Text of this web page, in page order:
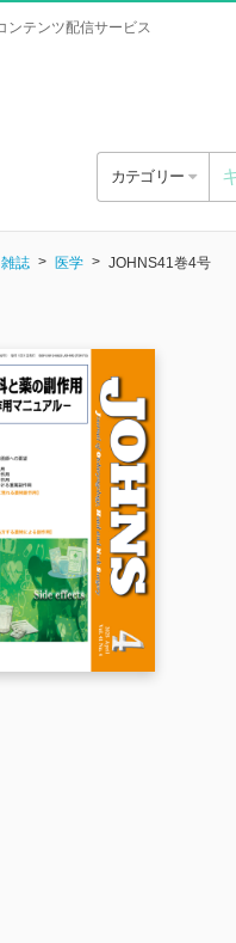
ンテンツ配信サービス
カテゴリー
雑誌 医学 JOHNS41巻4号